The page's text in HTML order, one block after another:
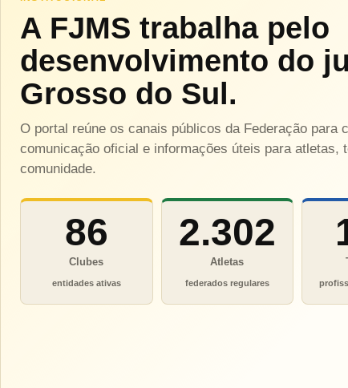
A FJMS trabalha pelo
desenvolvimento do
Grosso do Sul.
O portal reúne os canais públicos da Federação para
comunicação oficial e informações úteis para atletas,
comunidade.
86
Clubes
entidades ativas
2.302
Atletas
federados regulares